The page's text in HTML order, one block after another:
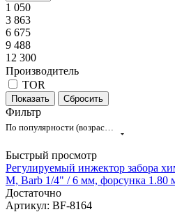
1 050
3 863
6 675
9 488
12 300
Производитель
TOR
Сбросить
Фильтр
Быстрый просмотр
Регулируемый инжектор забора
M, Barb 1/4" / 6 мм, форсунка 1.80
Достаточно
Артикул: BF-8164